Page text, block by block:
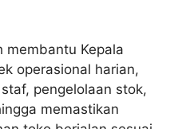
membantu Kepala
operasional harian,
pengelolaan stok,
memastikan